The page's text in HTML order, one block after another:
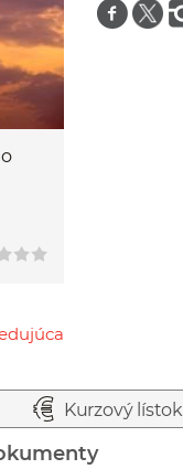
strony
Znajdź nas naZnajdź nas
Kurzový lístok